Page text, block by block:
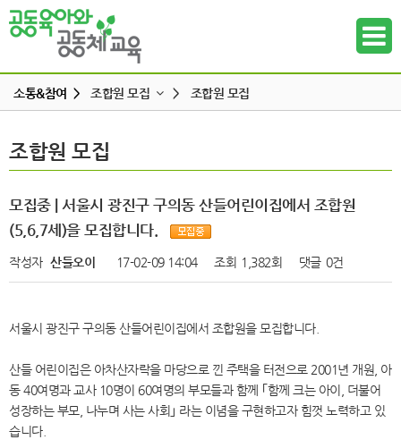
하위메뉴
하위메뉴
하위메뉴
하위메뉴
소통&참여 > 조합원 모집 >
공동육아 ing
터전 소식
나도 한마디
조합원 모집
조합원 모집
모집중 | 서울시 광진구 구의동 산들어린이집에서 조합원
(5,6,7세)을 모집합니다.
작성자 산들오이 17-02-09 14:04 조회 1,382회 댓글 0건
서울시 광진구 구의동 산들어린이집에서 조합원을 모집합니다.
산들 어린이집은 아차산자락을 마당으로 낀 주택을 터전으로 2001년 개원, 아
동 40여명과 교사 10명이 60여명의 부모들과 함께 ｢함께 크는 아이, 더불어
성장하는 부모, 나누며 사는 사회｣ 라는 이념을 구현하고자 힘껏 노력하고 있
습니다.